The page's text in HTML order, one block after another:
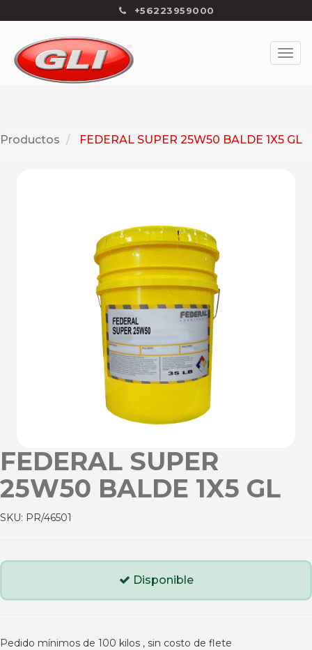
+56223959000
Productos FEDERAL SUPER 25W50 BALDE 1X5 GL
FEDERAL SUPER
25W50 BALDE 1X5 GL
SKU: PR/46501
Disponible
Pedido mínimos de 100 kilos , sin costo de flete